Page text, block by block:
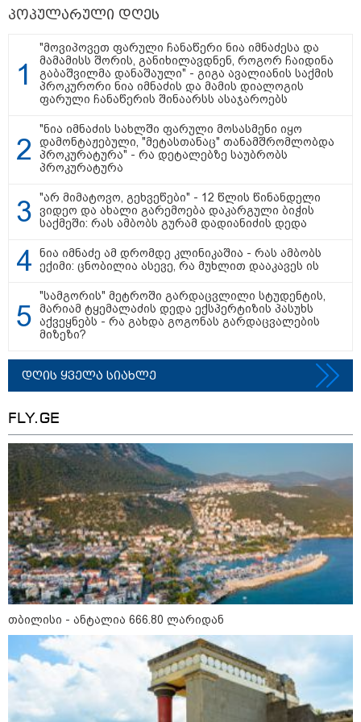
იტალიამ ყველა
ქალაქში განგაშის
წითელი დონე
გამოაცხადა
ამოუცნობი
ანომალიური
მოვლენები - ტრამპის
ადმინისტრაციამ “UFO”-
ს ფაილების მორიგი
"ამ
დაესხნენ
და
ჯგუფი" -
თავს
"Soos! ამ წუთებში თავს დაესხნენ
არასრულწლოვანების და
სავარაუდოდ არა მარტო
არასრულწლოვანების ჯგუფი" - რა
ინფორმაციას ავრცელებს
"იპოვონ ერთი გოგონა, ვისაც გიგა
სექსუალურად ავიწროებდა - თუ
გადავცემ" - ეკა კუპატაძე
განცხადებას ავრცელებს
ჩანაწერში, სადაც ნია იმნაძე
მამას ესაუბრება?
"ამ ვიდეოს ნახვა ჩემთვის იყო
სიკვდილი" - რას ამბობს
დაკარგული 17 წლის ბიჭის დედა
ვიდეოკადრებზე, სადაც შვილის
განწირული ვედრების ხმა
ამოიცნო
პოლიტიკა
პოპულარული დღეს
"მოვიპოვეთ ფარული ჩანაწერი ნია იმნაძესა და
მამამისს შორის, განიხილავდნენ, როგორ ჩაიდინა
გაბაშვილმა დანაშაული" - გიგა ავალიანის საქმის
პროკურორი ნია იმნაძის და მამის დიალოგის
ფარული ჩანაწერის შინაარსს ასაჯაროებს
"ნია იმნაძის სახლში ფარული მოსასმენი იყო
დამონტაჟებული, "მეტასთანაც" თანამშრომლობდა
პროკურატურა" - რა დეტალებზე საუბრობს
პროკურატურა
"არ მიმატოვო, გეხვეწები" - 12 წლის წინანდელი
ვიდეო და ახალი გარემოება დაკარგული ბიჭის
საქმეში: რას ამბობს გურამ დადიანიძის დედა
ნია იმნაძე ამ დრომდე კლინიკაშია - რას ამბობს
ექიმი: ცნობილია ასევე, რა მუხლით დააკავეს ის
"სამგორის" მეტროში გარდაცვლილი სტუდენტის,
მარიამ ტყემალაძის დედა ექსპერტიზის პასუხს
აქვეყნებს - რა გახდა გოგონას გარდაცვალების
მიზეზი?
დღის ყველა სიახლე
FLY.GE
თბილისი - ანტალია 666.80 ლარიდან